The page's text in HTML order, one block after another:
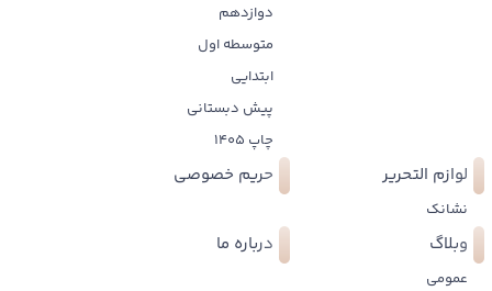
دوازدهم
متوسطه اول
ابتدایی
پیش دبستانی
چاپ 1405
لوازم التحریر
نشانک
حریم خصوصی
وبلاگ
عمومی
درباره ما